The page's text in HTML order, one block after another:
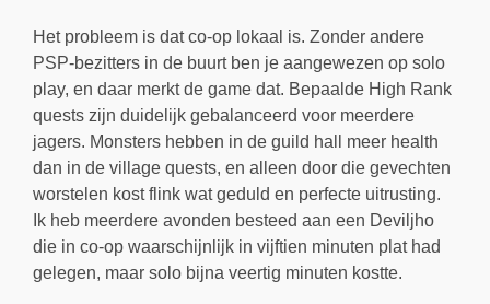
Het probleem is dat co-op lokaal is. Zonder andere
PSP-bezitters in de buurt ben je aangewezen op solo
play, en daar merkt de game dat. Bepaalde High Rank
quests zijn duidelijk gebalanceerd voor meerdere
jagers. Monsters hebben in de guild hall meer health
dan in de village quests, en alleen door die gevechten
worstelen kost flink wat geduld en perfecte uitrusting.
Ik heb meerdere avonden besteed aan een Deviljho
die in co-op waarschijnlijk in vijftien minuten plat had
gelegen, maar solo bijna veertig minuten kostte.